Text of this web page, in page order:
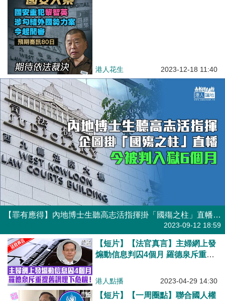
港人花生 2023-12-18 11:40
【罪有應得】內地博士生聽高志活指揮掛「國殤之柱」直幡 今被判入獄6個月
2023-09-12 18:59
【短片】【法官真言】主婦網上發
煽動信息判囚4個月 羅德泉斥重提
港人點播 2023-04-29 14:30
【短片】【一周圈點】聯合國人權